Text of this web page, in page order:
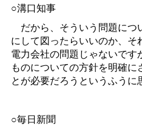
○溝口知事
だから、そういう問題につ
にして図ったらいいのか、
電力会社の問題じゃないです
ものについての方針を明確
とが必要だろうというふうに
○毎日新聞